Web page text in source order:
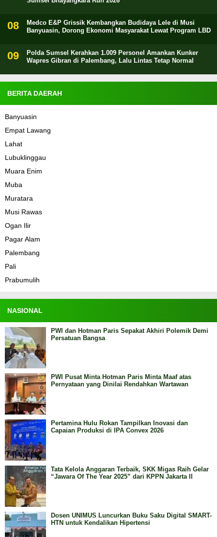
Medco E&P Grissik Kembangkan Budidaya Lele di Musi
Banyuasin, Dorong Ekonomi Masyarakat Lewat Program LBD
Polda Sumsel Kerahkan 1.009 Personel Amankan Kunker
Wapres Gibran di Palembang, Lalu Lintas Tetap Normal
BERITA DAERAH
Banyuasin
Empat Lawang
Lahat
Lubuklinggau
Muara Enim
Muba
Muratara
Musi Rawas
Ogan Ilir
Pagar Alam
Palembang
Pali
Prabumulih
NASIONAL
PWI dan Hotman Paris Sepakat Akhiri Polemik Demi
Persatuan Bangsa
PWI Pusat Minta Hotman Paris Minta Maaf atas
Pernyataan yang Dinilai Rendahkan Wartawan
Pertamina Hulu Rokan Tampilkan Inovasi dan
Capaian Produksi di IPA Convex 2026
Tata Kelola Anggaran Terbaik, SKK Migas Raih Gelar
“Jawara Of The Year 2025” dari KPPN Jakarta II
Dosen UNIMUS Luncurkan Buku Saku Digital SMART-
HTN untuk Kendalikan Hipertensi